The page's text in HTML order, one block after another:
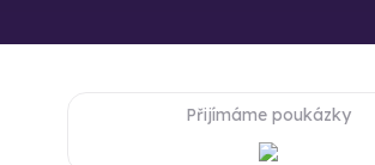
Přijímáme poukázky